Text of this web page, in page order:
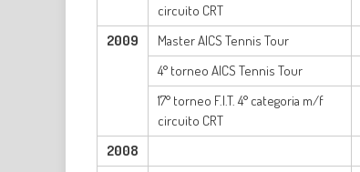
circuito CRT
2009
Master AICS Tennis Tour
4° torneo AICS Tennis Tour
17° torneo F.I.T. 4° categoria m/f
circuito CRT
2008